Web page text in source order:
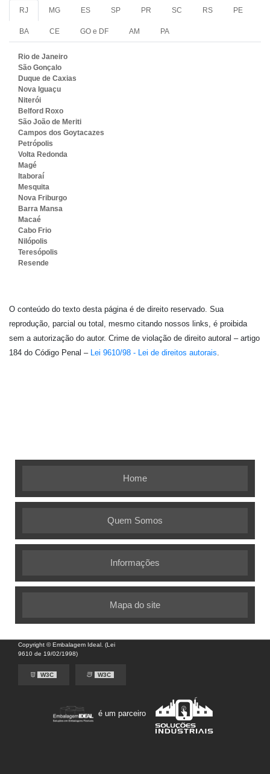
RJ MG ES SP PR SC RS PE
BA CE GO e DF AM PA
Rio de Janeiro
São Gonçalo
Duque de Caxias
Nova Iguaçu
Niterói
Belford Roxo
São João de Meriti
Campos dos Goytacazes
Petrópolis
Volta Redonda
Magé
Itaboraí
Mesquita
Nova Friburgo
Barra Mansa
Macaé
Cabo Frio
Nilópolis
Teresópolis
Resende
O conteúdo do texto desta página é de direito reservado. Sua
reprodução, parcial ou total, mesmo citando nossos links, é proibida
sem a autorização do autor. Crime de violação de direito autoral – artigo
184 do Código Penal – Lei 9610/98 - Lei de direitos autorais.
Home
Quem Somos
Informações
Mapa do site
Copyright © Embalagem Ideal. (Lei
9610 de 19/02/1998)
W3C W3C
é um parceiro